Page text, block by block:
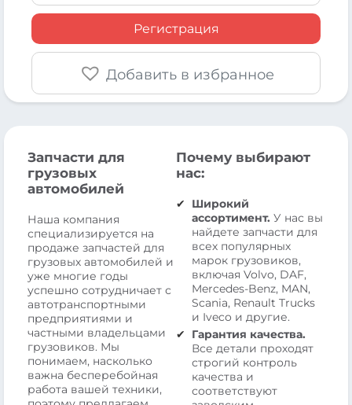
Регистрация
Добавить в избранное
Запчасти для
грузовых
автомобилей
Наша компания
специализируется на
продаже запчастей для
грузовых автомобилей и
уже многие годы
успешно сотрудничает с
автотранспортными
предприятиями и
частными владельцами
грузовиков. Мы
понимаем, насколько
важна бесперебойная
работа вашей техники,
Почему выбирают
нас:
Широкий
ассортимент. У нас вы
найдете запчасти для
всех популярных
марок грузовиков,
включая Volvo, DAF,
Mercedes-Benz, MAN,
Scania, Renault Trucks
и Iveco и другие.
Гарантия качества.
Все детали проходят
строгий контроль
качества и
соответствуют